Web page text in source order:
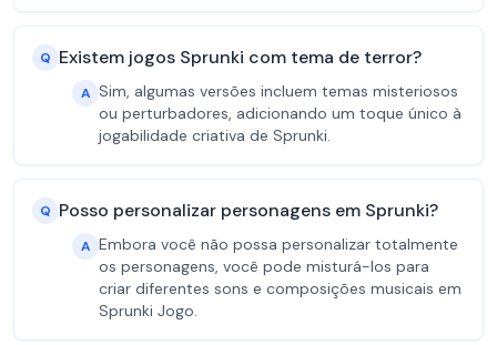
Q Existem jogos Sprunki com tema de terror?
A Sim, algumas versões incluem temas misteriosos
ou perturbadores, adicionando um toque único à
jogabilidade criativa de Sprunki.
Q Posso personalizar personagens em Sprunki?
A Embora você não possa personalizar totalmente
os personagens, você pode misturá-los para
criar diferentes sons e composições musicais em
Sprunki Jogo.